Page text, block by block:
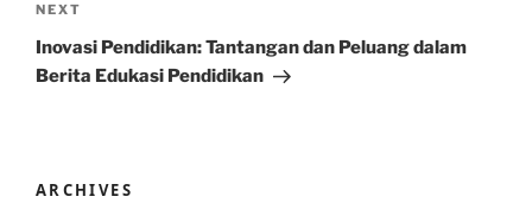
Next
Post
NEXT
Inovasi Pendidikan: Tantangan dan Peluang dalam
Berita Edukasi Pendidikan
ARCHIVES